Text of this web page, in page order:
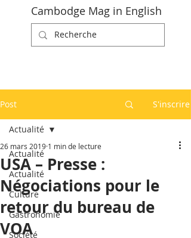
Cambodge Mag in English
Post S'inscrire
Actualité
Actualité
Culture
Gastronomie
Société
Actualité
USA – Presse :
Négociations pour le
retour du bureau de
VOA
26 mars 2019 1 min de lecture